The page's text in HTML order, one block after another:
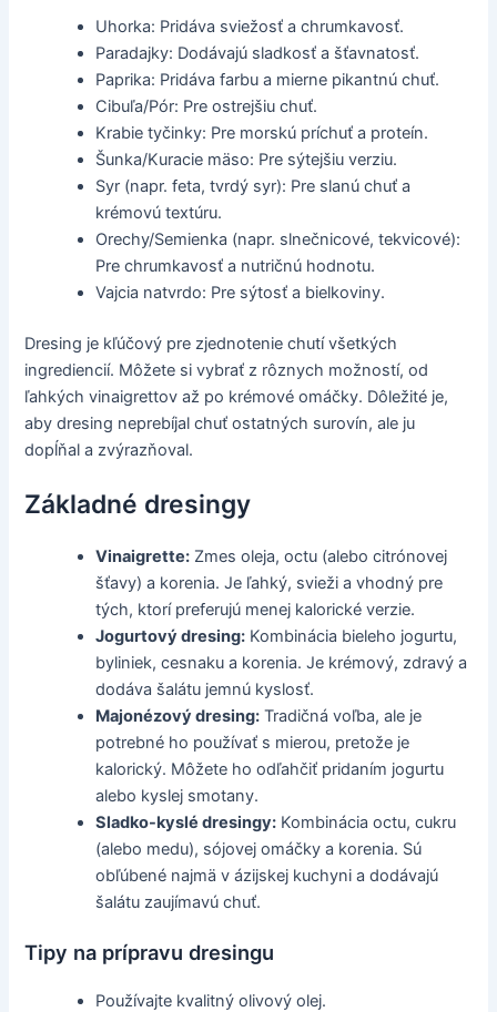
Uhorka: Pridáva sviežosť a chrumkavosť.
Paradajky: Dodávajú sladkosť a šťavnatosť.
Paprika: Pridáva farbu a mierne pikantnú chuť.
Cibuľa/Pór: Pre ostrejšiu chuť.
Krabie tyčinky: Pre morskú príchuť a proteín.
Šunka/Kuracie mäso: Pre sýtejšiu verziu.
Syr (napr. feta, tvrdý syr): Pre slanú chuť a
krémovú textúru.
Orechy/Semienka (napr. slnečnicové, tekvicové):
Pre chrumkavosť a nutričnú hodnotu.
Vajcia natvrdo: Pre sýtosť a bielkoviny.
Dresing je kľúčový pre zjednotenie chutí všetkých
ingrediencií. Môžete si vybrať z rôznych možností, od
ľahkých vinaigrettov až po krémové omáčky. Dôležité je,
aby dresing neprebíjal chuť ostatných surovín, ale ju
dopĺňal a zvýrazňoval.
Základné dresingy
Vinaigrette: Zmes oleja, octu (alebo citrónovej
šťavy) a korenia. Je ľahký, svieži a vhodný pre
tých, ktorí preferujú menej kalorické verzie.
Jogurtový dresing: Kombinácia bieleho jogurtu,
byliniek, cesnaku a korenia. Je krémový, zdravý a
dodáva šalátu jemnú kyslosť.
Majonézový dresing: Tradičná voľba, ale je
potrebné ho používať s mierou, pretože je
kalorický. Môžete ho odľahčiť pridaním jogurtu
alebo kyslej smotany.
Sladko-kyslé dresingy: Kombinácia octu, cukru
(alebo medu), sójovej omáčky a korenia. Sú
obľúbené najmä v ázijskej kuchyni a dodávajú
šalátu zaujímavú chuť.
Tipy na prípravu dresingu
Používajte kvalitný olivový olej.